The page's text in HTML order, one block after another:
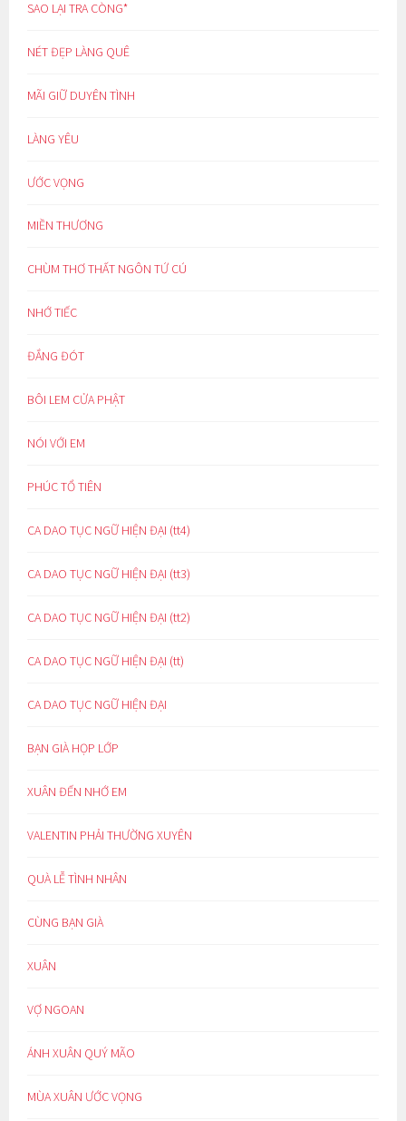
SAO LẠI TRA CÒNG*
NÉT ĐẸP LÀNG QUÊ
MÃI GIỮ DUYÊN TÌNH
LÀNG YÊU
ƯỚC VỌNG
MIỀN THƯƠNG
CHÙM THƠ THẤT NGÔN TỨ CÚ
NHỚ TIẾC
ĐẮNG ĐÓT
BÔI LEM CỬA PHẬT
NÓI VỚI EM
PHÚC TỔ TIÊN
CA DAO TỤC NGỮ HIỆN ĐẠI (tt4)
CA DAO TỤC NGỮ HIỆN ĐẠI (tt3)
CA DAO TỤC NGỮ HIỆN ĐẠI (tt2)
CA DAO TỤC NGỮ HIỆN ĐẠI (tt)
CA DAO TỤC NGỮ HIỆN ĐẠI
BẠN GIÀ HỌP LỚP
XUÂN ĐẾN NHỚ EM
VALENTIN PHẢI THƯỜNG XUYÊN
QUÀ LỄ TÌNH NHÂN
CÙNG BẠN GIÀ
XUÂN
VỢ NGOAN
ÁNH XUÂN QUÝ MÃO
MÙA XUÂN ƯỚC VỌNG